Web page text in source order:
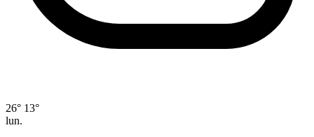
26° 13°
lun.